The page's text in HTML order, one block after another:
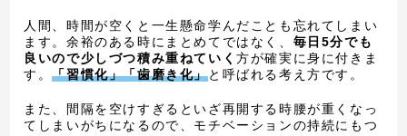
人間、時間が空くと一生懸命学んだことも忘れてしまい
ます。余裕のある時にまとめてではなく、 毎日5分でも
良いので少しづつ積み重ねていく方が確実に身に付きま
す。「習慣化」「歯磨き化」と呼ばれる考え方です。
また、間隔を空けすぎるといざ再開する時腰が重くなっ
てしまいがちになるので、モチベーションの持続にもつ